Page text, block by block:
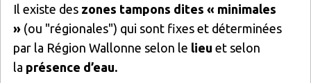
Il existe des zones tampons dites « minimales
» (ou "régionales") qui sont fixes et déterminées
par la Région Wallonne selon le lieu et selon
la présence d’eau.